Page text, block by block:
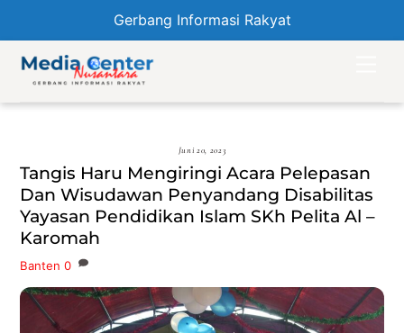
Gerbang Informasi Rakyat
content
Juni 20, 2023
Tangis Haru Mengiringi Acara Pelepasan
Dan Wisudawan Penyandang Disabilitas
Yayasan Pendidikan Islam SKh Pelita Al –
Karomah
Banten 0